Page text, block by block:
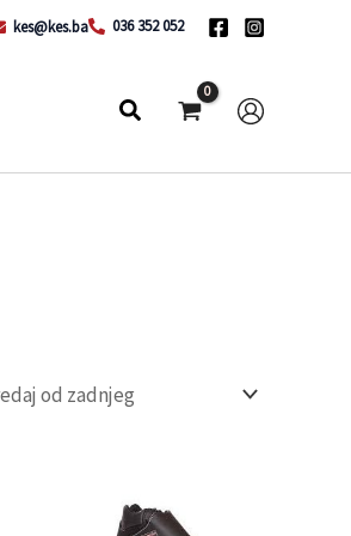
kes@kes.ba 036 352 052